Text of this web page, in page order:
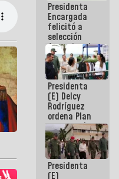
Presidenta
Encargada
felicitó a
selección
femenina de
baloncesto
por su
clasificación
a la
AmeriCup
2027
Presidenta
(E) Delcy
Rodríguez
ordena Plan
maestro de
desarrollo
logístico y
turístico
para La
Presidenta
(E)